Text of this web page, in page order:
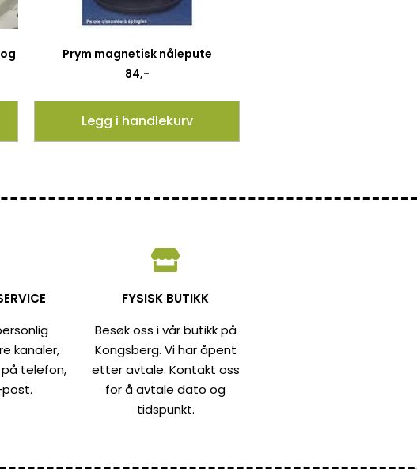
Prym magnetisk nålepute
84,-
Legg i handlekurv
kanaler,
på telefon,
FYSISK BUTIKK
Besøk oss i vår butikk på
Kongsberg. Vi har åpent
etter avtale. Kontakt oss
for å avtale dato og
tidspunkt.